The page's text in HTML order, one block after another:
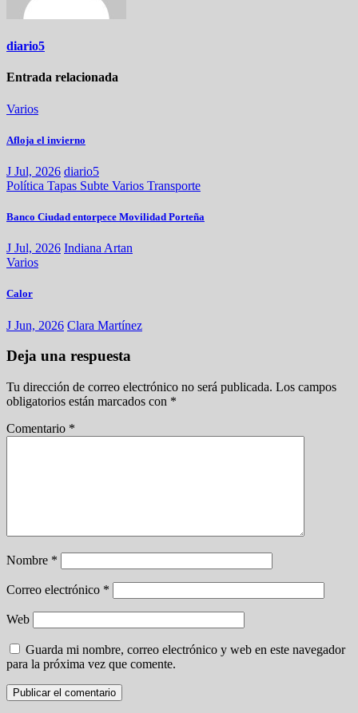
diario5
Entrada relacionada
Varios
Afloja el invierno
J Jul, 2026 diario5
Política Tapas Subte Varios Transporte
Banco Ciudad entorpece Movilidad Porteña
J Jul, 2026 Indiana Artan
Varios
Calor
J Jun, 2026 Clara Martínez
Deja una respuesta
Tu dirección de correo electrónico no será publicada. Los campos
obligatorios están marcados con *
Comentario *
Nombre *
Correo electrónico *
Web
Guarda mi nombre, correo electrónico y web en este navegador
para la próxima vez que comente.